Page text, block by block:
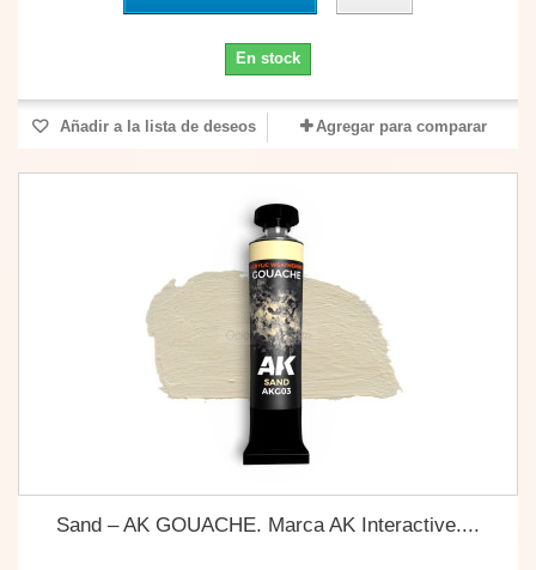
En stock
Añadir a la lista de deseos Agregar para comparar
Sand – AK GOUACHE. Marca AK Interactive....